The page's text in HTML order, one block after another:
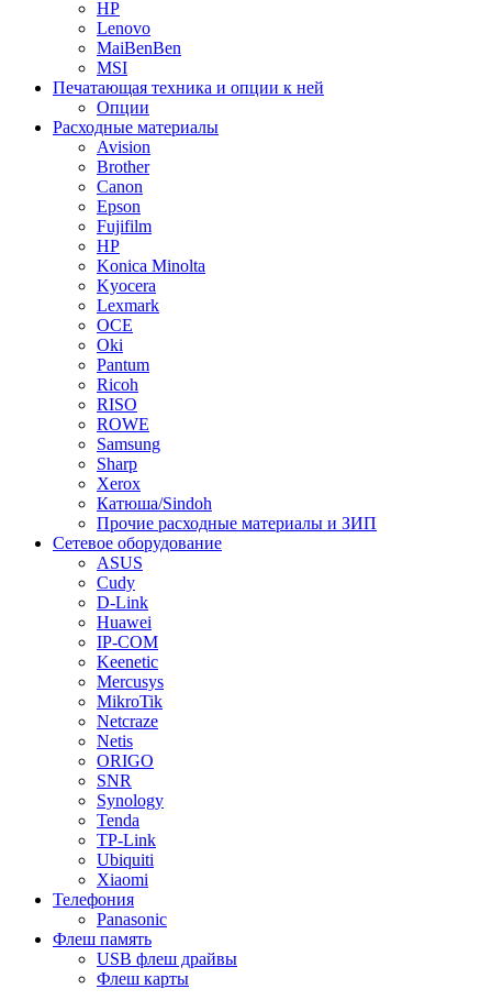
HP
Lenovo
MaiBenBen
MSI
Печатающая техника и опции к ней
Опции
Расходные материалы
Avision
Brother
Canon
Epson
Fujifilm
HP
Konica Minolta
Kyocera
Lexmark
OCE
Oki
Pantum
Ricoh
RISO
ROWE
Samsung
Sharp
Xerox
Катюша/Sindoh
Прочие расходные материалы и ЗИП
Сетевое оборудование
ASUS
Cudy
D-Link
Huawei
IP-COM
Keenetic
Mercusys
MikroTik
Netcraze
Netis
ORIGO
SNR
Synology
Tenda
TP-Link
Ubiquiti
Xiaomi
Телефония
Panasonic
Флеш память
USB флеш драйвы
Флеш карты